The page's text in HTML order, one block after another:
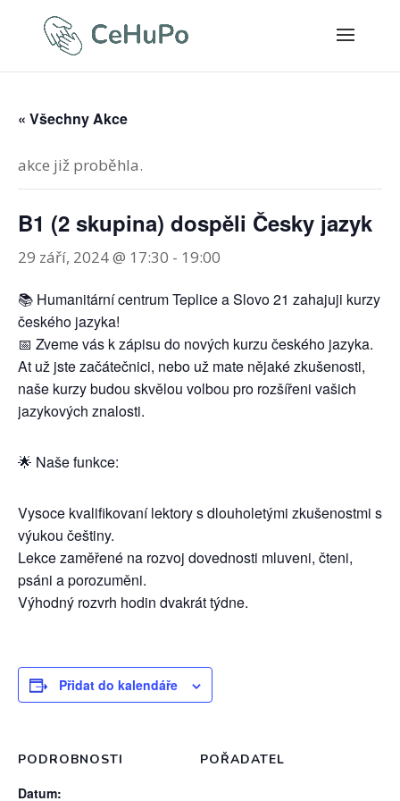
« Všechny Akce
akce již proběhla.
B1 (2 skupina) dospěli Česky jazyk
29 září, 2024 @ 17:30 - 19:00
📚 Humanitární centrum Teplice a Slovo 21 zahajuji kurzy
českého jazyka!
📅 Zveme vás k zápisu do nových kurzu českého jazyka.
At už jste začátečnici, nebo už mate nějaké zkušenosti,
naše kurzy budou skvělou volbou pro rozšířeni vašich
jazykových znalosti.
🌟 Naše funkce:
Vysoce kvalifikovaní lektory s dlouholetými zkušenostmi s
výukou češtiny.
Lekce zaměřené na rozvoj dovednosti mluveni, čteni,
psáni a porozuměni.
Výhodný rozvrh hodin dvakrát týdne.
Přidat do kalendáře
PODROBNOSTI
Datum:
POŘADATEL